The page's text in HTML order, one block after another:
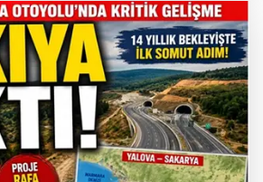
Orhangazi Tüneli’nde feci kaza:
REKORU VAR, PEKİ EMEĞİN
NEREDE?
KÖPRÜSÜ'NDE PANİK!